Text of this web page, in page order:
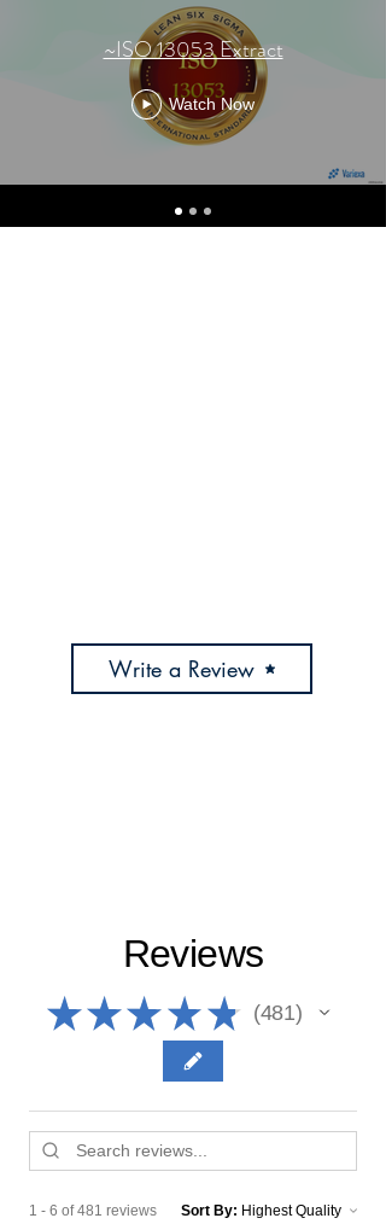
ISO 13053: Seis Sigma (Extracto
de entrenamiento Yellow, Green y
Black Belt)
Watch Now
~ISO 13053 Extract
Watch Now
Write a Review
Reviews
★ ★ ★ ★ ★ 481
481
1 - 6 of 481 reviews Sort By: